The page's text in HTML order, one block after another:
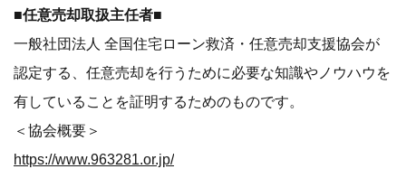
■任意売却取扱主任者■
一般社団法人 全国住宅ローン救済・任意売却支援協会が
認定する、任意売却を行うために必要な知識やノウハウを
有していることを証明するためのものです。
＜協会概要＞
https://www.963281.or.jp/